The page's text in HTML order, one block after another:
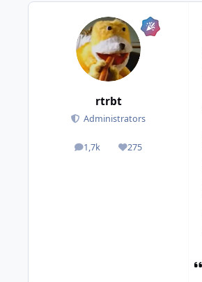
rtrbt
Administrators
1,7k
posts 275
Reputation